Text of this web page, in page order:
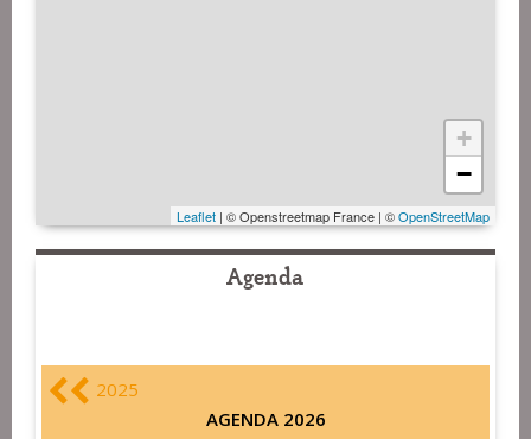
+
−
Leaflet | © Openstreetmap France | ©OpenStreetMap
Agenda
2025
AGENDA 2026